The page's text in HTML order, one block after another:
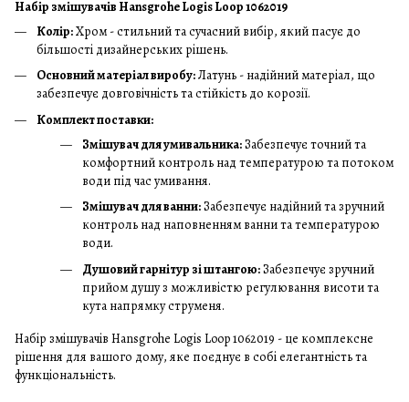
Набір змішувачів Hansgrohe Logis Loop 1062019
Колір:Хром - стильний та сучасний вибір, який пасує до
більшості дизайнерських рішень.
Основний матеріал виробу:Латунь - надійний матеріал, що
забезпечує довговічність та стійкість до корозії.
Комплект поставки:
Змішувач для умивальника:Забезпечує точний та
комфортний контроль над температурою та потоком
води під час умивання.
Змішувач для ванни:Забезпечує надійний та зручний
контроль над наповненням ванни та температурою
води.
Душовий гарнітур зі штангою:Забезпечує зручний
прийом душу з можливістю регулювання висоти та
кута напрямку струменя.
Набір змішувачів Hansgrohe Logis Loop 1062019 - це комплексне
рішення для вашого дому, яке поєднує в собі елегантність та
функціональність.